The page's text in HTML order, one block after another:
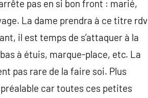
pas en si bon front : marié,
La dame prendra à ce titre rdv
il est temps de s’attaquer à la
à étuis, marque-place, etc. La
pas rare de la faire soi. Plus
car toutes ces petites